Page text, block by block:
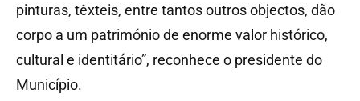
pinturas, têxteis, entre tantos outros objectos, dão
corpo a um património de enorme valor histórico,
cultural e identitário”, reconhece o presidente do
Município.